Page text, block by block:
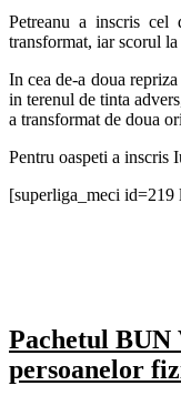
Petreanu a inscris cel
transformat, iar scorul
In cea de-a doua
in terenul de tinta
a transformat de doua
Pentru oaspeti a inscris
[superliga_meci id=219
Pachetul
persoanelor